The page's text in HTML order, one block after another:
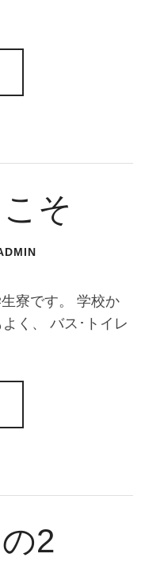
そ
寮です。 学校か
く、 バス･トイレ
2